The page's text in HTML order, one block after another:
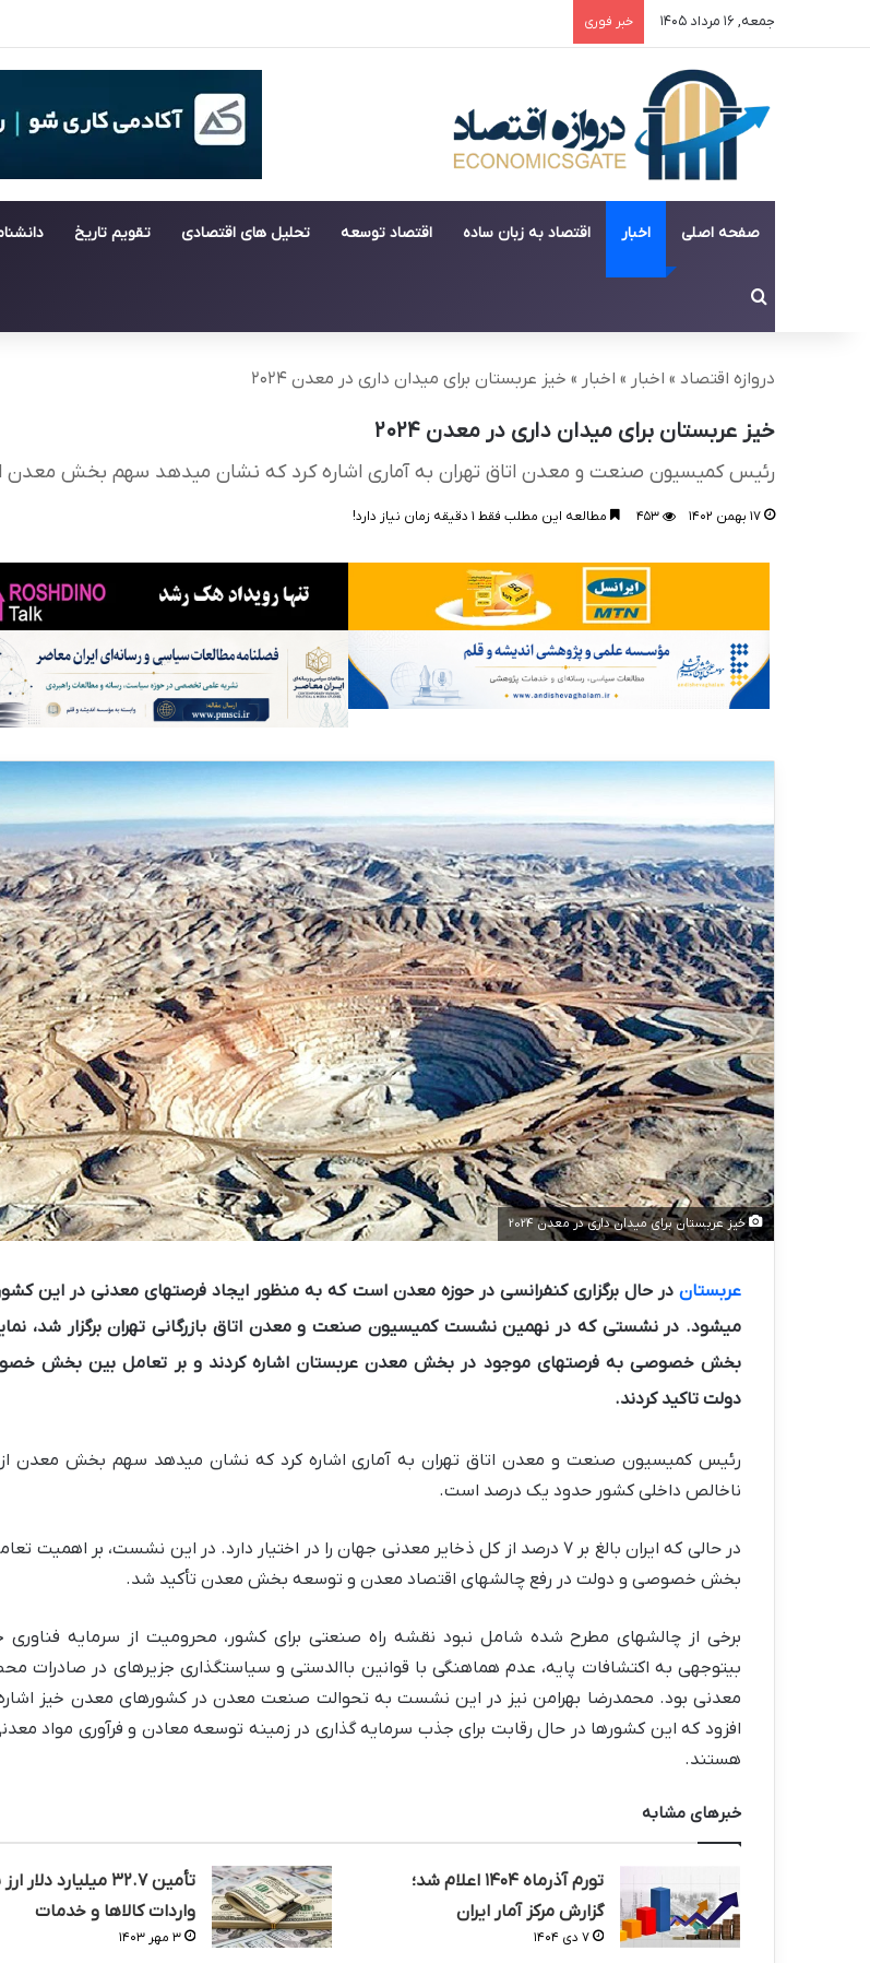
جمعه, ۱۶ مرداد ۱۴۰۵ خبر فوری
صفحه اصلی اخبار اقتصاد به زبان ساده اقتصاد توسعه تحلیل های اقتصادی تقویم تاریخ
جستجو برای
دروازه اقتصاد » اخبار » اخبار » خیز عربستان برای میدان داری در معدن ۲۰۲۴
خیز عربستان برای میدان داری در معدن ۲۰۲۴
رئیس کمیسیون صنعت و معدن اتاق تهران به آماری اشاره کرد که نشان میدهد سهم بخش معدن
۱۷ بهمن ۱۴۰۲ ۴۵۳ مطالعه این مطلب فقط ۱ دقیقه زمان نیاز دارد!
خیز عربستان برای میدان داری در معدن 2024
عربستاندر حال برگزاری کنفرانسی در حوزه معدن است که به منظور ایجاد فرصتهای معدنی در این کشور
میشود. در نشستی که در نهمین نشست کمیسیون صنعت و معدن اتاق بازرگانی تهران برگزار شد،
بخش خصوصی به فرصتهای موجود در بخش معدن عربستان اشاره کردند و بر تعامل بین بخش
دولت تاکید کردند.
رئیس کمیسیون صنعت و معدن اتاق تهران به آماری اشاره کرد که نشان میدهد سهم بخش معدن از
ناخالص داخلی کشور حدود یک درصد است.
در حالی که ایران بالغ بر ۷ درصد از کل ذخایر معدنی جهان را در اختیار دارد. در این نشست، بر اهمیت
بخش خصوصی و دولت در رفع چالشهای اقتصاد معدن و توسعه بخش معدن تأکید شد.
برخی از چالشهای مطرح شده شامل نبود نقشه راه صنعتی برای کشور، محرومیت از سرمایه فناوری
بیتوجهی به اکتشافات پایه، عدم هماهنگی با قوانین باالدستی و سیاستگذاری جزیرهای در صادرات
معدنی بود. محمدرضا بهرامن نیز در این نشست به تحوالت صنعت معدن در کشورهای معدن خیز
افزود که این کشورها در حال رقابت برای جذب سرمایه گذاری در زمینه توسعه معادن و فرآوری مواد
هستند.
خبرهای مشابه
تورم آذرماه ۱۴۰۴ اعلام شد؛
گزارش مرکز آمار ایران
۷ دی ۱۴۰۴
تأمین ۳۲.۷ میلیارد دلار
واردات کالاها و خدمات
۳ مهر ۱۴۰۳